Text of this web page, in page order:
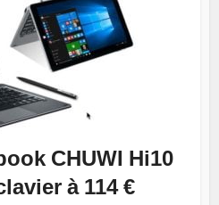
CHUWI Hi10
à 114 €